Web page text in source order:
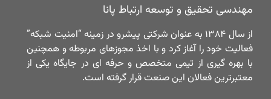
مهندسی تحقیق و توسعه ارتباط پانا
از سال ۱۳۸۴ به عنوان شرکتی پیشرو در زمینه “امنیت شبکه”
فعالیت خود را آغاز کرد و با اخذ مجوزهای مربوطه و همچنین
با بهره گیری از تیمی متخصص و حرفه ای در جایگاه یکی از
معتبرترین فعالان این صنعت قرار گرفته است.